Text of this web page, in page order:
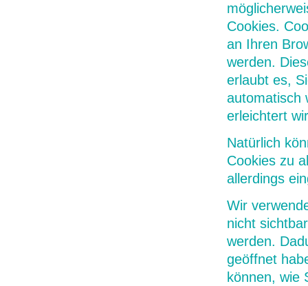
Cookies.
an Ihren
werden.
erlaubt es,
automatisch
erleichtert
Natürlich
Cookies zu
allerdings
Wir
nicht
werden.
geöffnet
können, wie